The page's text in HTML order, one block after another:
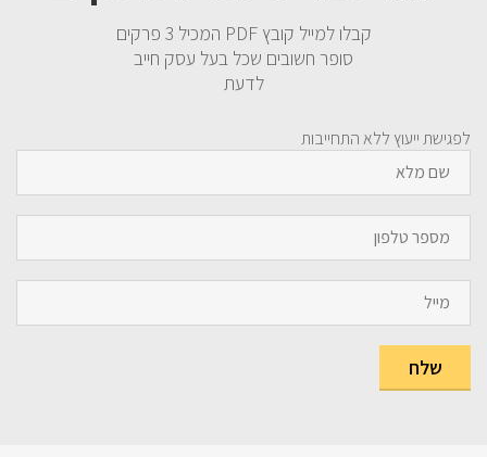
קבלו למייל קובץ PDF המכיל 3 פרקים
סופר חשובים שכל בעל עסק חייב
לדעת
לפגישת ייעוץ ללא התחייבות